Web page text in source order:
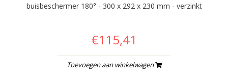
buisbeschermer 180° - 300 x 292 x 230 mm - verzinkt
€115,41
Toevoegen aan winkelwagen